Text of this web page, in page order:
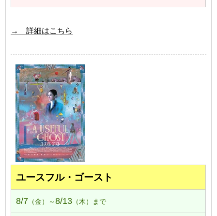
→ 詳細はこちら
ユースフル・ゴースト
8/7 （金）～8/13 （木）まで